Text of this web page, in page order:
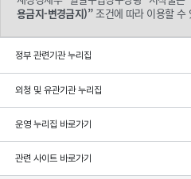
용금지-변경금지)”조건에 따라 이용할 수
정부 관련기관 누리집
외청 및 유관기관 누리집
운영 누리집 바로가기
관련 사이트 바로가기